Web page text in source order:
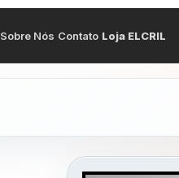
Sobre Nós Contato Loja ELCRIL